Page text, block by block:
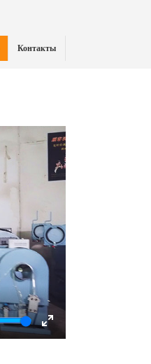
Контакты
Enter